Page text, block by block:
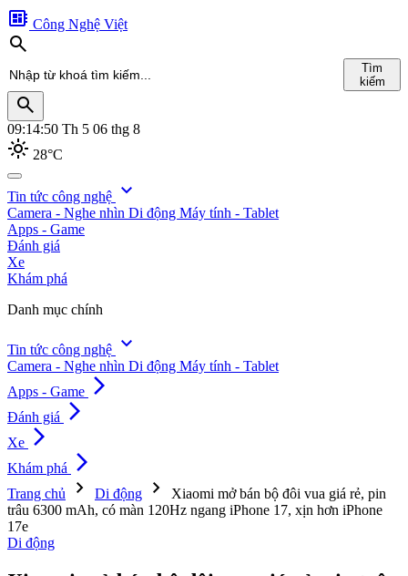
developer_board Công Nghệ Việt
search
Tìm
kiếm
search
09:14:51 Th 5 06 thg 8
light_mode 28°C
search
Tin tức công nghệ expand_more
Camera - Nghe nhìn Di động Máy tính - Tablet
Apps - Game
Đánh giá
Xe
Khám phá
Danh mục chính
Tin tức công nghệ expand_more
Camera - Nghe nhìn Di động Máy tính - Tablet
Apps - Game arrow_forward_ios
Đánh giá arrow_forward_ios
Xe arrow_forward_ios
Khám phá arrow_forward_ios
Trang chủ chevron_right Di động chevron_right
Xiaomi mở bán bộ đôi vua giá rẻ, pin
trâu 6300 mAh, có màn 120Hz ngang iPhone 17, xịn hơn iPhone
17e
Di động